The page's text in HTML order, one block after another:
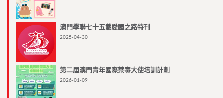
澳門學聯七十五載愛國之路特刊
2025-04-30
第二屆澳門青年國際禁毒大使培訓計劃
2026-01-09